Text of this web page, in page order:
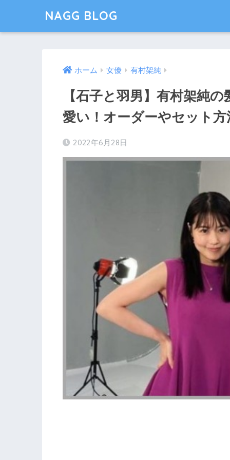
NAGG BLOG
ホーム 女優 有村架純
【石子と羽男】有村架純
愛い！オーダーやセット方
2022年6月28日